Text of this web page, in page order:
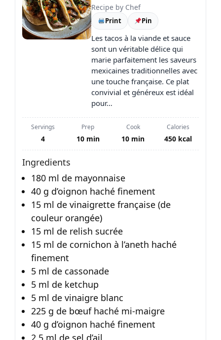
Recipe by Chef
Print Pin
Les tacos à la viande et sauce
sont un véritable délice qui
marie parfaitement les saveurs
mexicaines traditionnelles avec
une touche française. Ce plat
convivial et généreux est idéal
pour…
Servings
4
Prep
10 min
Cook
10 min
Calories
450 kcal
Ingredients
180 ml de mayonnaise
40 g d’oignon haché finement
15 ml de vinaigrette française (de
couleur orangée)
15 ml de relish sucrée
15 ml de cornichon à l’aneth haché
finement
5 ml de cassonade
5 ml de ketchup
5 ml de vinaigre blanc
225 g de bœuf haché mi-maigre
40 g d’oignon haché finement
2,5 ml de sel d’ail